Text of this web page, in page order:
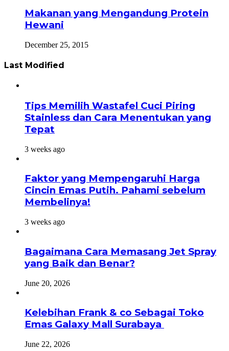
Makanan yang Mengandung Protein
Hewani
December 25, 2015
Last Modified
Tips Memilih Wastafel Cuci Piring
Stainless dan Cara Menentukan yang
Tepat
3 weeks ago
Faktor yang Mempengaruhi Harga
Cincin Emas Putih. Pahami sebelum
Membelinya!
3 weeks ago
Bagaimana Cara Memasang Jet Spray
yang Baik dan Benar?
June 20, 2026
Kelebihan Frank & co Sebagai Toko
Emas Galaxy Mall Surabaya
June 22, 2026